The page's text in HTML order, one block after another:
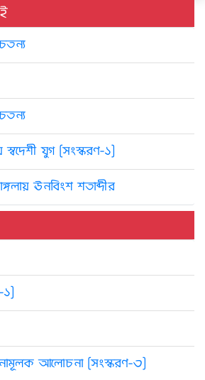
স্বদেশী যুগ [সংস্করণ-১]
ঊনবিংশ শতাব্দীর
১]
আলোচনা [সংস্করণ-৩]